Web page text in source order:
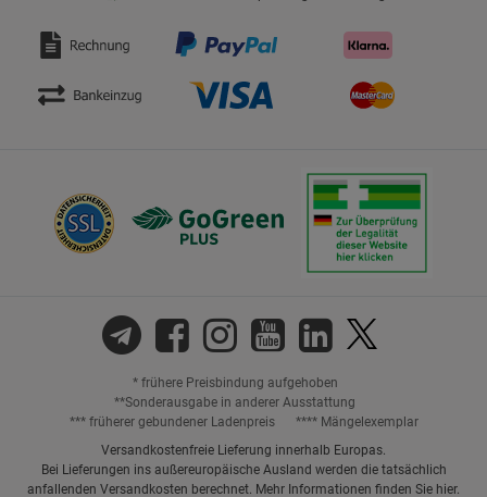
* frühere Preisbindung aufgehoben
**Sonderausgabe in anderer Ausstattung
*** früherer gebundener Ladenpreis
**** Mängelexemplar
Versandkostenfreie Lieferung innerhalb Europas.
Bei Lieferungen ins außereuropäische Ausland werden die tatsächlich
anfallenden Versandkosten berechnet. Mehr Informationen finden Sie hier.